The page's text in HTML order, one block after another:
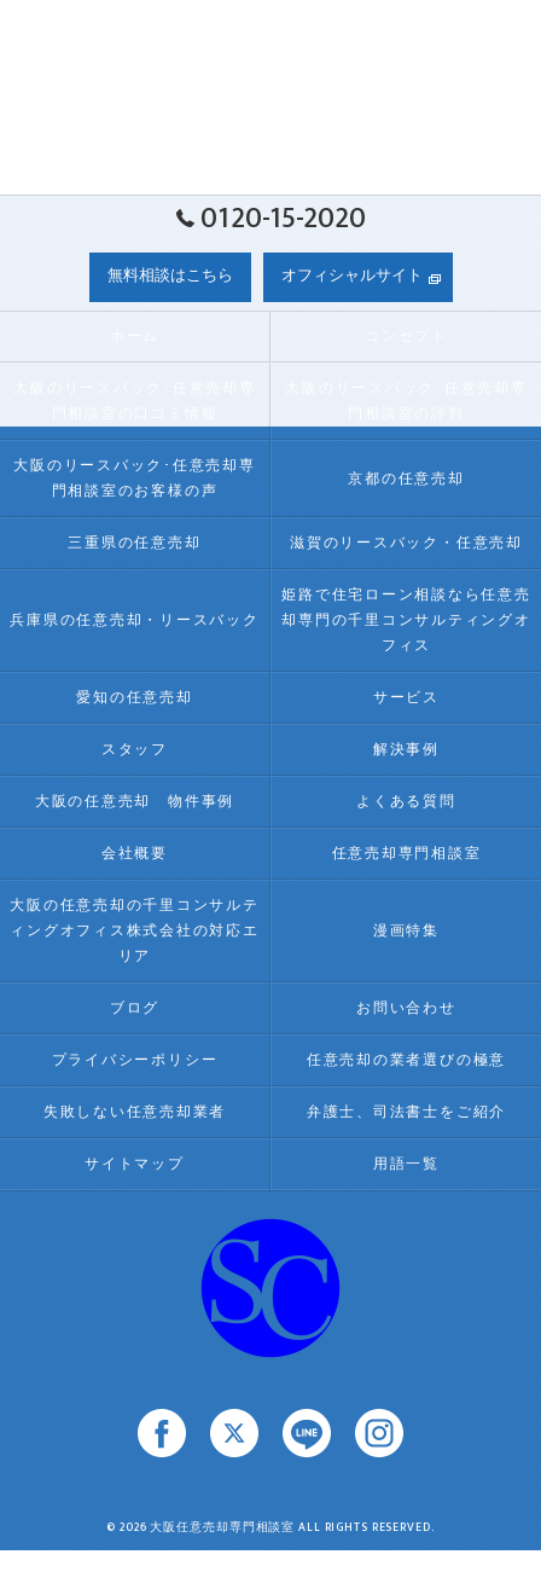
0120-15-2020
無料相談はこちら オフィシャルサイト
大阪のリースバック･任意売却専
門相談室のお客様の声
京都の任意売却
三重県の任意売却 滋賀のリースバック・任意売却
兵庫県の任意売却・リースバック
姫路で住宅ローン相談なら任意売
却専門の千里コンサルティングオ
フィス
愛知の任意売却 サービス
スタッフ 解決事例
大阪の任意売却 物件事例 よくある質問
会社概要 任意売却専門相談室
大阪の任意売却の千里コンサルテ
ィングオフィス株式会社の対応エ
リア
漫画特集
ブログ お問い合わせ
プライバシーポリシー 任意売却の業者選びの極意
失敗しない任意売却業者 弁護士、司法書士をご紹介
サイトマップ 用語一覧
© 2026 大阪任意売却専門相談室 ALL RIGHTS RESERVED.